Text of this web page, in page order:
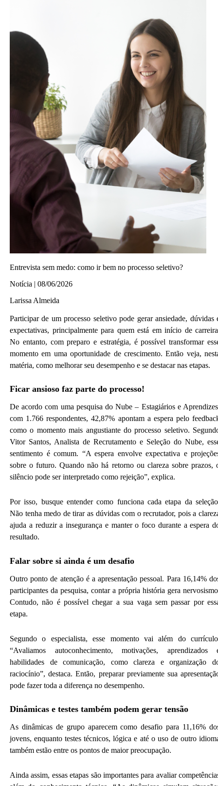
Entrevista sem medo: como ir bem no processo seletivo?
Notícia | 08/06/2026
Larissa Almeida
Participar de um processo seletivo pode gerar ansiedade, dúvidas
expectativas, principalmente para quem está em início de
No entanto, com preparo e estratégia, é possível transformar
momento em uma oportunidade de crescimento. Então veja,
matéria, como melhorar seu desempenho e se destacar nas etapas.
Ficar ansioso faz parte do processo!
De acordo com uma pesquisa do Nube – Estagiários e
com 1.766 respondentes, 42,87% apontam a espera pelo
como o momento mais angustiante do processo seletivo.
Vitor Santos, Analista de Recrutamento e Seleção do Nube,
sentimento é comum. “A espera envolve expectativa e
sobre o futuro. Quando não há retorno ou clareza sobre prazos,
silêncio pode ser interpretado como rejeição”, explica.
Por isso, busque entender como funciona cada etapa da
Não tenha medo de tirar as dúvidas com o recrutador, pois a
ajuda a reduzir a insegurança e manter o foco durante a espera
resultado.
Falar sobre si ainda é um desafio
Outro ponto de atenção é a apresentação pessoal. Para 16,14%
participantes da pesquisa, contar a própria história gera
Contudo, não é possível chegar a sua vaga sem passar por
etapa.
Segundo o especialista, esse momento vai além do
“Avaliamos autoconhecimento, motivações, aprendizados
habilidades de comunicação, como clareza e organização
raciocínio”, destaca. Então, preparar previamente sua
pode fazer toda a diferença no desempenho.
Dinâmicas e testes também podem gerar tensão
As dinâmicas de grupo aparecem como desafio para 11,16%
jovens, enquanto testes técnicos, lógica e até o uso de outro
também estão entre os pontos de maior preocupação.
Ainda assim, essas etapas são importantes para avaliar